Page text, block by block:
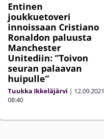
Entinen
joukkuetoveri
innoissaan Cristiano
Ronaldon paluusta
Manchester
Unitediin: ”Toivon
seuran palaavan
huipulle”
Tuukka Ikkeläjärvi | 12.09.2021
08:40